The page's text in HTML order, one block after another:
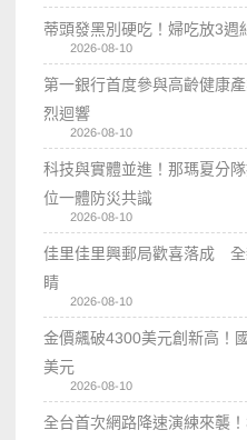
蒂頭發黑別硬吃！婦吃放3
2026-08-10
第一銀行首度參與高齡健康
烈迴響
2026-08-10
科技與實體並進！那瑪夏分
位一體防災共識
2026-08-10
佳里佳里興郵局歡喜落成
睛
2026-08-10
金價飆破4300美元創新高！
美元
2026-08-10
全台首次網路降速演練來襲